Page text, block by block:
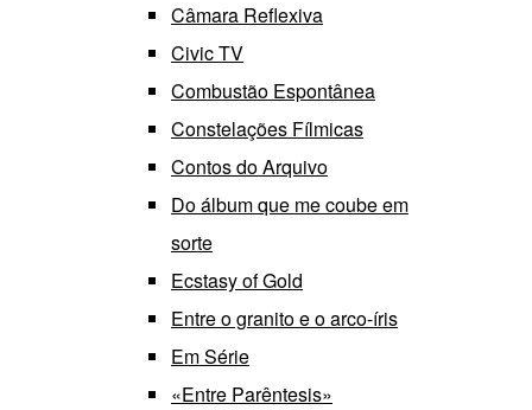
Câmara Reflexiva
Civic TV
Combustão Espontânea
Constelações Fílmicas
Contos do Arquivo
Do álbum que me coube em
sorte
Ecstasy of Gold
Entre o granito e o arco-íris
Em Série
«Entre Parêntesis»